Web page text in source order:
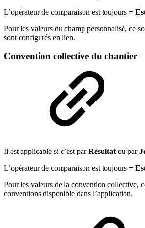
L’opérateur de comparaison est toujours =
Pour les valeurs du champ personnalisé, ce
sont configurés en lien.
Convention collective du chantier
Il est applicable si c’est parRésultat ou par
L’opérateur de comparaison est toujours =
Pour les valeurs de la convention collective,
conventions disponible dans l’application.